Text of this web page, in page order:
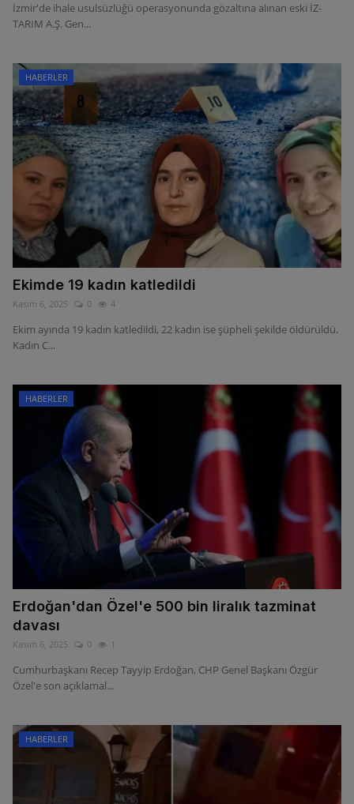
İzmir'de ihale usulsüzlüğü operasyonunda gözaltına alınan eski İZ-
TARIM A.Ş. Gen...
HABERLER
Ekimde 19 kadın katledildi
Kasım 6, 2025 0 4
Ekim ayında 19 kadın katledildi, 22 kadın ise şüpheli şekilde öldürüldü.
Kadın C...
HABERLER
Erdoğan'dan Özel'e 500 bin liralık tazminat
davası
Kasım 6, 2025 0 1
Cumhurbaşkanı Recep Tayyip Erdoğan, CHP Genel Başkanı Özgür
Özel'e son açıklamal...
HABERLER